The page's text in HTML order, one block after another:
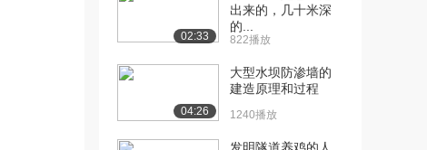
02:33
出来的，几十米深
的...
822播放
04:26
大型水坝防渗墙的
建造原理和过程
1240播放